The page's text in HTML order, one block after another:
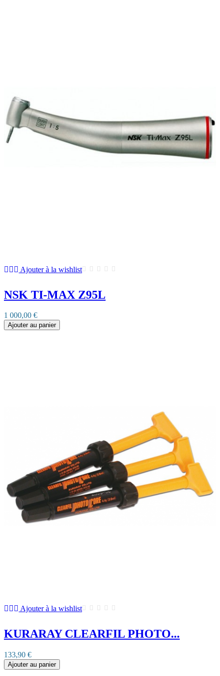
Ajouter à la wishlist
NSK TI-MAX Z95L
1 000,00 €
Ajouter au panier
Ajouter à la wishlist
KURARAY CLEARFIL PHOTO...
133,90 €
Ajouter au panier